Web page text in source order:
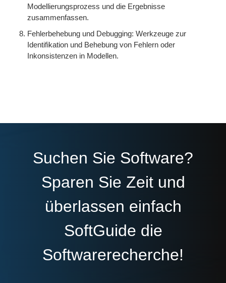
Modellierungsprozess und die Ergebnisse
zusammenfassen.
Fehlerbehebung und Debugging: Werkzeuge zur
Identifikation und Behebung von Fehlern oder
Inkonsistenzen in Modellen.
Suchen Sie Software?
Sparen Sie Zeit und
überlassen einfach
SoftGuide die
Softwarerecherche!